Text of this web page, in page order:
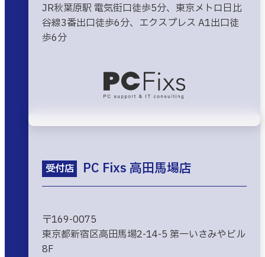
JR秋葉原駅 電気街口徒歩5分、東京メトロ日比
谷線3番出口徒歩6分、エクスプレス A1出口徒
歩6分
受付店 PC Fixs 高田馬場店
〒169-0075
東京都新宿区高田馬場2-14-5 第一いさみやビル
8F